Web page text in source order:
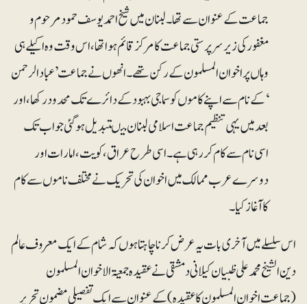
جماعت کے عنوان سے تھا۔ لبنان میں شیخ احمد یوسف حمود مرحوم و
مغفور کی زیر سرپرستی جماعت کا مرکز قائم ہواتھا ، اس وقت وہ اکیلے ہی
وہاں پر اخوان المسلمون کے رکن تھے۔ انھوں نے جماعت ’عبادالرحمن
‘کے نام سے اپنے کاموں کو سماجی بہبود کے دائرے تک محدود رکھا، اور
بعد میں یہی تنظیم جماعت اسلامی لبنان میںتبدیل ہوگئی جو اب تک
اسی نام سے کام کر رہی ہے۔ اسی طرح عراق ، کویت ، امارات اور
دوسرے عرب ممالک میں اخوان کی تحریک نے مختلف ناموں سے کام
کا آغاز کیا۔
اس سلسلے میں آخری بات یہ عرض کرنا چاہتا ہوں کہ شام کے ایک معروف عالم
دین الشیخ محمد علی ظبیان کیلانی دمشقی نے عقیدہ جمعیۃ الاخوان المسلمون
(جماعت اخوان المسلمون کا عقیدہ )کے عنوان سے ایک تفصیلی مضمون تحریر